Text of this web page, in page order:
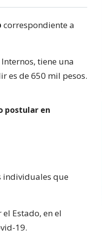
correspondiente a
tiene una
es de 650 mil pesos.
postular en
individuales que
Estado, en el
19.